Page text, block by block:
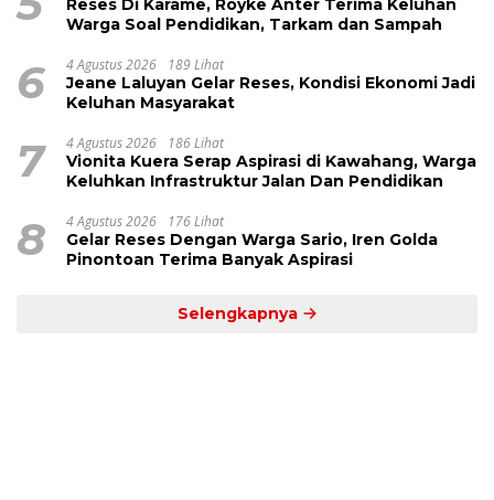
Reses Di Karame, Royke Anter Terima Keluhan
Warga Soal Pendidikan, Tarkam dan Sampah
6 4 Agustus 2026 189 Lihat
Jeane Laluyan Gelar Reses, Kondisi Ekonomi Jadi
Keluhan Masyarakat
7 4 Agustus 2026 186 Lihat
Vionita Kuera Serap Aspirasi di Kawahang, Warga
Keluhkan Infrastruktur Jalan Dan Pendidikan
8 4 Agustus 2026 176 Lihat
Gelar Reses Dengan Warga Sario, Iren Golda
Pinontoan Terima Banyak Aspirasi
Selengkapnya